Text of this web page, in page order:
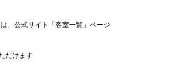
、公式サイト「客室一覧」ページ
だけます